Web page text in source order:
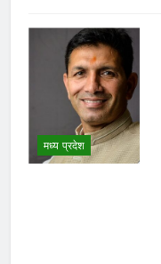
मध्य प्रदेश